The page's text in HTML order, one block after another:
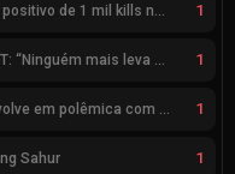
aspas é o 1º jogador a atingir saldo positivo de 1 mil kills no VCT 1
f0rsaken critica Brasil no VALORANT: “Ninguém mais leva a sério” 1
Acertado com KRÜ, Saadhak se envolve em polêmica com keznit 1
Sahur 1